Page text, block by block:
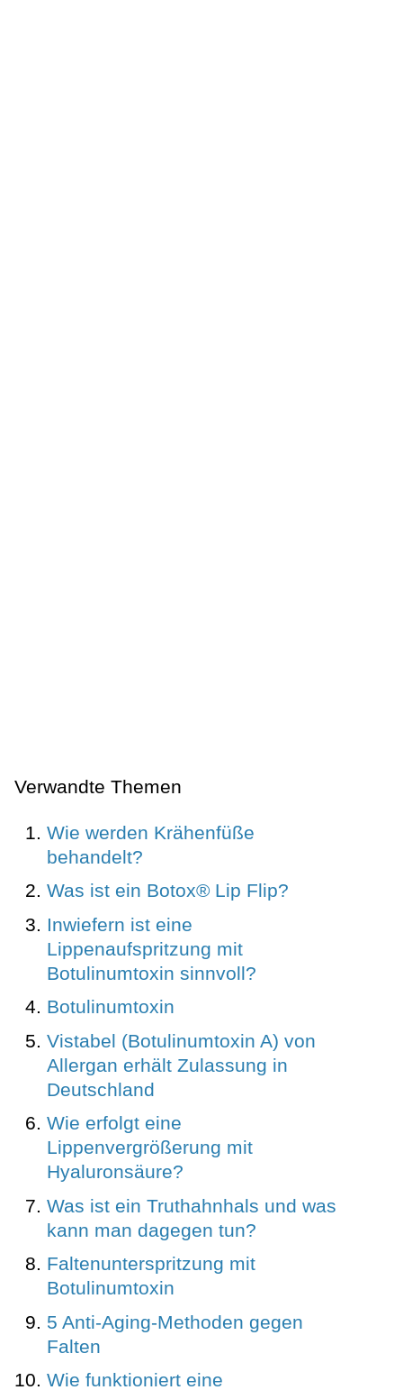
Verwandte Themen
Wie werden Krähenfüße
behandelt?
Was ist ein Botox® Lip Flip?
Inwiefern ist eine
Lippenaufspritzung mit
Botulinumtoxin sinnvoll?
Botulinumtoxin
Vistabel (Botulinumtoxin A) von
Allergan erhält Zulassung in
Deutschland
Wie erfolgt eine
Lippenvergrößerung mit
Hyaluronsäure?
Was ist ein Truthahnhals und was
kann man dagegen tun?
Faltenunterspritzung mit
Botulinumtoxin
5 Anti-Aging-Methoden gegen
Falten
Wie funktioniert eine